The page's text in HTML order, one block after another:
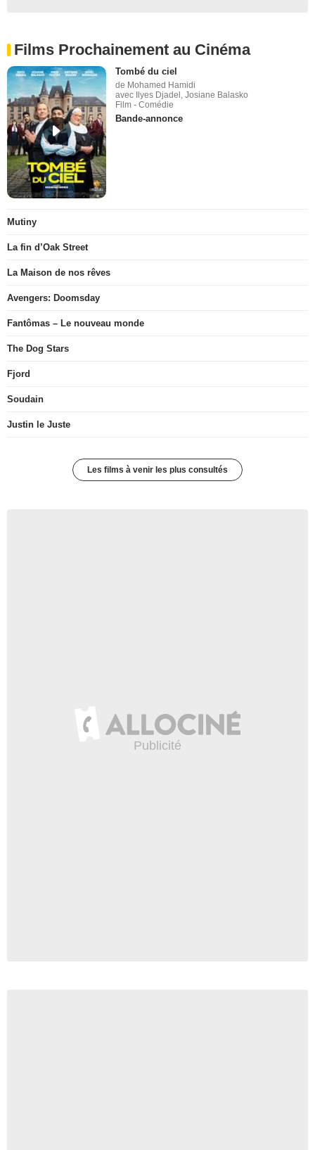
Films Prochainement au Cinéma
Tombé du ciel
de Mohamed Hamidi
avec Ilyes Djadel, Josiane Balasko
Film - Comédie
Bande-annonce
Mutiny
La fin d’Oak Street
La Maison de nos rêves
Avengers: Doomsday
Fantômas – Le nouveau monde
The Dog Stars
Fjord
Soudain
Justin le Juste
Les films à venir les plus consultés